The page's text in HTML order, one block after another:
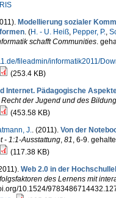
RIS
Modellierung sozialer
. (H. - U. Heiß, Pepper, P.,
schafft Communities.
fileadmin/informatik2011/
(253.4 KB)
Internet. Pädagogische
Recht der Jugend und des
(453.58 KB)
J.. (2011). Von der
- 1:1-Ausstattung, 81, 6-9.
(117.38 KB)
Web 2.0 in der
des Lernens mit
10.1524/